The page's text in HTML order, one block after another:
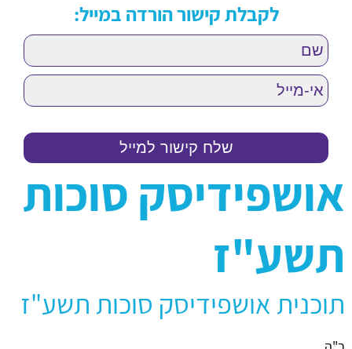
לקבלת קישור הורדה במייל:
אושפידיסק סוכות
תשע"ז
תוכנית אושפידיסק סוכות תשע"ז